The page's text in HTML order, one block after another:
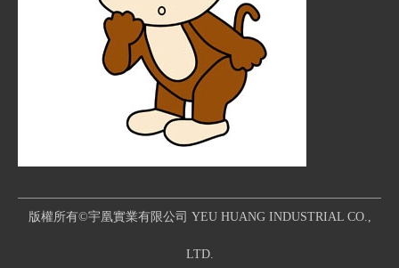
版權所有©宇凰實業有限公司 YEU HUANG INDUSTRIAL CO.,
LTD.